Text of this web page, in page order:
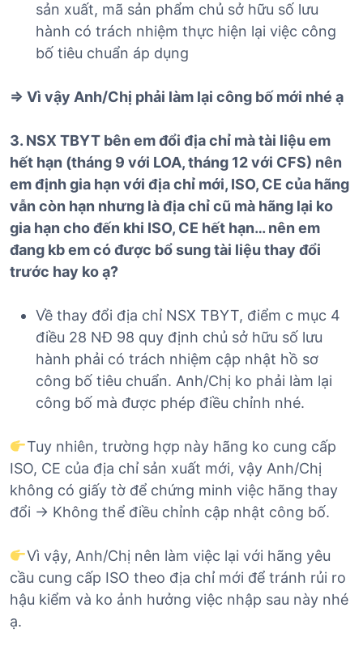
sản xuất, mã sản phẩm chủ sở hữu số lưu
hành có trách nhiệm thực hiện lại việc công
bố tiêu chuẩn áp dụng
=> Vì vậy Anh/Chị phải làm lại công bố mới nhé ạ
3. NSX TBYT bên em đổi địa chỉ mà tài liệu em
hết hạn (tháng 9 với LOA, tháng 12 với CFS) nên
em định gia hạn với địa chỉ mới, ISO, CE của hãng
vẫn còn hạn nhưng là địa chỉ cũ mà hãng lại ko
gia hạn cho đến khi ISO, CE hết hạn… nên em
đang kb em có được bổ sung tài liệu thay đổi
trước hay ko ạ?
Về thay đổi địa chỉ NSX TBYT, điểm c mục 4
điều 28 NĐ 98 quy định chủ sở hữu số lưu
hành phải có trách nhiệm cập nhật hồ sơ
công bố tiêu chuẩn. Anh/Chị ko phải làm lại
công bố mà được phép điều chỉnh nhé.
Tuy nhiên, trường hợp này hãng ko cung cấp
ISO, CE của địa chỉ sản xuất mới, vậy Anh/Chị
không có giấy tờ để chứng minh việc hãng thay
đổi -> Không thể điều chỉnh cập nhật công bố.
Vì vậy, Anh/Chị nên làm việc lại với hãng yêu
cầu cung cấp ISO theo địa chỉ mới để tránh rủi ro
hậu kiểm và ko ảnh hưởng việc nhập sau này nhé
ạ.